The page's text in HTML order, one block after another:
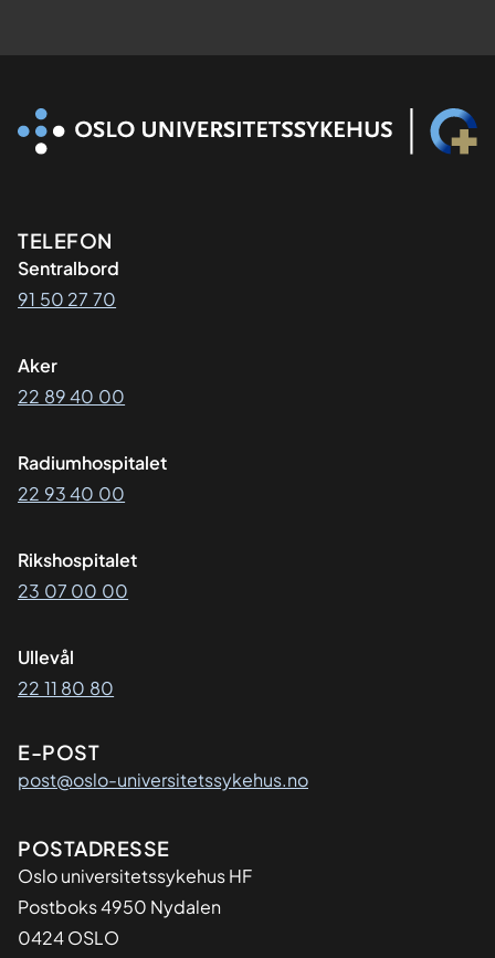
Kontaktinformasjon
TELEFON
Sentralbord
91 50 27 70
Aker
22 89 40 00
Radiumhospitalet
22 93 40 00
Rikshospitalet
23 07 00 00
Ullevål
22 11 80 80
E-POST
post@oslo-universitetssykehus.no
Adresse
POSTADRESSE
Oslo universitetssykehus HF
Postboks 4950 Nydalen
0424 OSLO